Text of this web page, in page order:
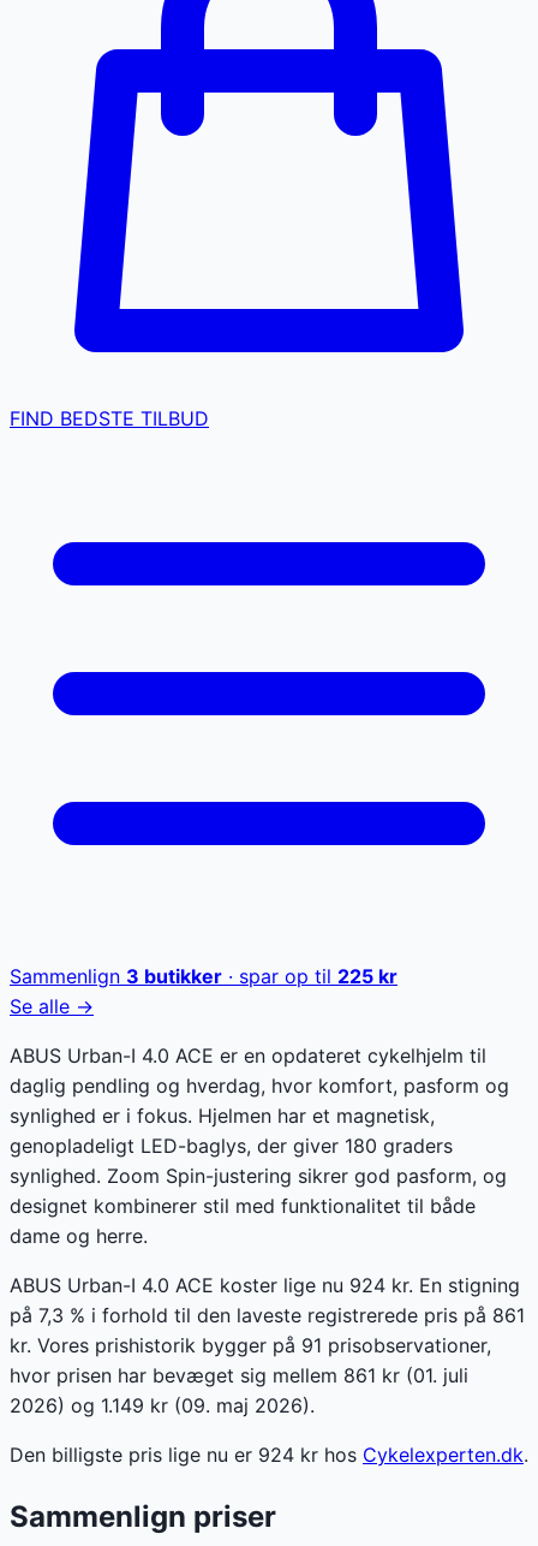
FIND BEDSTE TILBUD
Sammenlign 3 butikker · spar op til 225 kr
Se alle →
ABUS Urban-I 4.0 ACE er en opdateret cykelhjelm til
daglig pendling og hverdag, hvor komfort, pasform og
synlighed er i fokus. Hjelmen har et magnetisk,
genopladeligt LED-baglys, der giver 180 graders
synlighed. Zoom Spin-justering sikrer god pasform, og
designet kombinerer stil med funktionalitet til både
dame og herre.
ABUS Urban-I 4.0 ACE koster lige nu 924 kr. En stigning
på 7,3 % i forhold til den laveste registrerede pris på 861
kr. Vores prishistorik bygger på 91 prisobservationer,
hvor prisen har bevæget sig mellem 861 kr (01. juli
2026) og 1.149 kr (09. maj 2026).
Den billigste pris lige nu er 924 kr hos Cykelexperten.dk.
Sammenlign priser